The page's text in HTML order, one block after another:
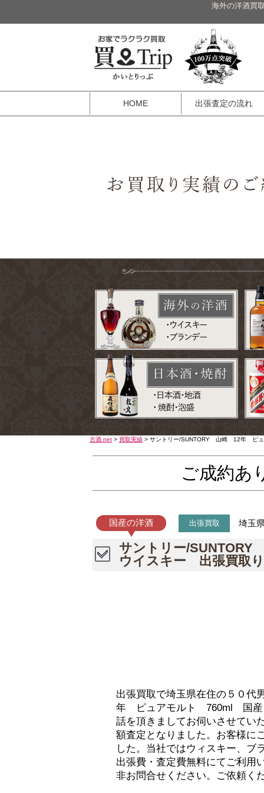
海外の洋酒買
HOME 出張査定の流れ
古酒.net > 買取実績 > サントリー/SUNTORY 山崎 12年 ピ
ご成約あ
国産の洋酒 出張買取 埼玉
サントリー/
ウイスキー 出張買取
出張買取で埼玉県在住の５０
年 ピュアモルト 760ml 国産
話を頂きましてお伺いさせてい
額査定となりました。お客様に
した。当社ではウィスキー、ブ
出張費・査定費無料にてご利用
非お問合せください。ご依頼く